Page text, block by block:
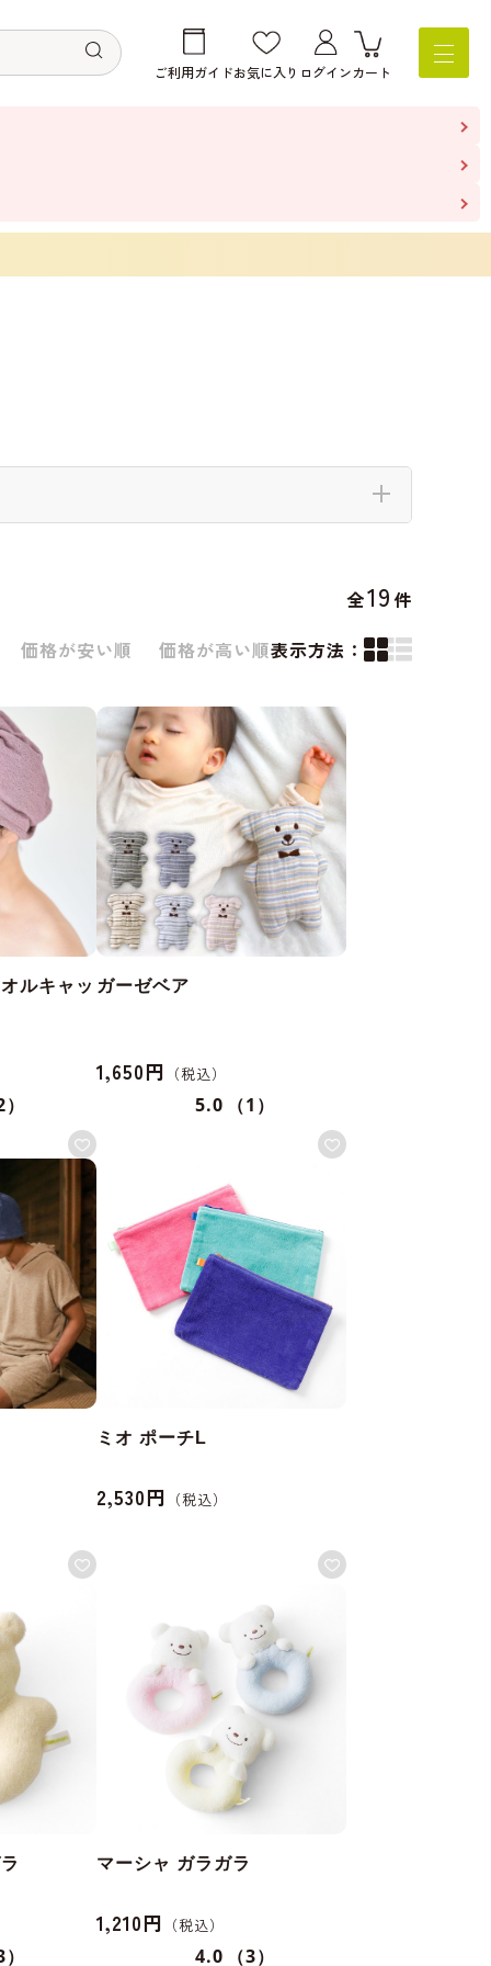
ご利用ガイドお気に入り ログインカート
全19件
価格が安い順
価格が高い順表示方法：
ルキャッ ガーゼベア
1,650円
5.0 （1）
ミオ ポーチL
2,530円
マーシャ ガラガラ
1,210円
4.0 （3）